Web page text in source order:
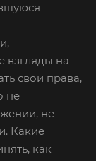
взгляды на
свои права,
не
не
Какие
как